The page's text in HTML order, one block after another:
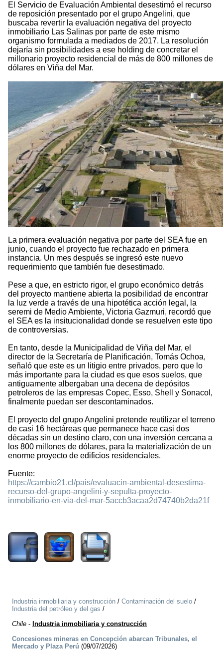
El Servicio de Evaluación Ambiental desestimó el recurso
de reposición presentado por el grupo Angelini, que
buscaba revertir la evaluación negativa del proyecto
inmobiliario Las Salinas por parte de este mismo
organismo formulada a mediados de 2017. La resolución
dejaría sin posibilidades a ese holding de concretar el
millonario proyecto residencial de más de 800 millones de
dólares en Viña del Mar.
La primera evaluación negativa por parte del SEA fue en
junio, cuando el proyecto fue rechazado en primera
instancia. Un mes después se ingresó este nuevo
requerimiento que también fue desestimado.
Pese a que, en estricto rigor, el grupo económico detrás
del proyecto mantiene abierta la posibilidad de encontrar
la luz verde a través de una hipotética acción legal, la
seremi de Medio Ambiente, Victoria Gazmuri, recordó que
el SEA es la insitucionalidad donde se resuelven este tipo
de controversias.
En tanto, desde la Municipalidad de Viña del Mar, el
director de la Secretaría de Planificación, Tomás Ochoa,
señaló que este es un litigio entre privados, pero que lo
más importante para la ciudad es que esos suelos, que
antiguamente albergaban una decena de depósitos
petroleros de las empresas Copec, Esso, Shell y Sonacol,
finalmente puedan ser descontaminados.
El proyecto del grupo Angelini pretende reutilizar el terreno
de casi 16 hectáreas que permanece hace casi dos
décadas sin un destino claro, con una inversión cercana a
los 800 millones de dólares, para la materialización de un
enorme proyecto de edificios residenciales.
Fuente:
https://cambio21.cl/pais/evaluacin-ambiental-desestima-
recurso-del-grupo-angelini-y-sepulta-proyecto-
inmobiliario-en-via-del-mar-5accb3acaa2d74740b2da21f
Industria inmobiliaria y construcción / Contaminación del suelo /
Industria del petróleo y del gas /
Chile - Industria inmobiliaria y construcción
Concesiones mineras en Concepción abarcan Tribunales, el
Mercado y Plaza Perú (09/07/2026)